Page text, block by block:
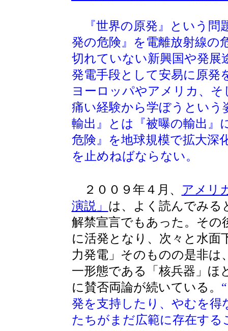
『世界の原発』という
発の危険』を電離放射線の
切れていない新興国や発展
発電手段として安易に原発
ヨーロッパやアメリカ、そ
痛い経験から学ぼうという
輸出』とは『被曝の輸出』
危険』を地球規模で拡大深
を止めねばならない。
２００９年４月、 アメリ
演説」 は、よく読んでみる
解禁宣言でもあった。その
に活発となり、次々と水面
力発電」そのものの是非は
一形態である「核兵器」ほ
に賛否両論が続いている。
発を支持したり、やむを得
たちがまだ広範に存在す